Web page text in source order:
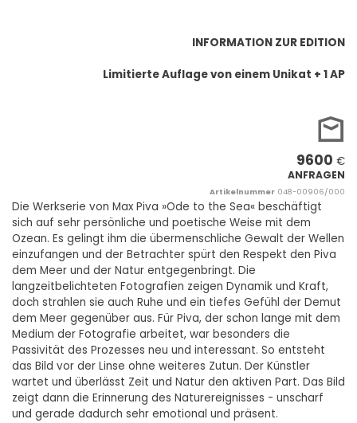
INFORMATION ZUR EDITION
Limitierte Auflage von einem Unikat + 1 AP
9600 €
ANFRAGEN
Artikelnummer 048-00906/000
Die Werkserie von Max Piva »Ode to the Sea« beschäftigt
sich auf sehr persönliche und poetische Weise mit dem
Ozean. Es gelingt ihm die übermenschliche Gewalt der Wellen
einzufangen und der Betrachter spürt den Respekt den Piva
dem Meer und der Natur entgegenbringt. Die
langzeitbelichteten Fotografien zeigen Dynamik und Kraft,
doch strahlen sie auch Ruhe und ein tiefes Gefühl der Demut
dem Meer gegenüber aus. Für Piva, der schon lange mit dem
Medium der Fotografie arbeitet, war besonders die
Passivität des Prozesses neu und interessant. So entsteht
das Bild vor der Linse ohne weiteres Zutun. Der Künstler
wartet und überlässt Zeit und Natur den aktiven Part. Das Bild
zeigt dann die Erinnerung des Naturereignisses - unscharf
und gerade dadurch sehr emotional und präsent.